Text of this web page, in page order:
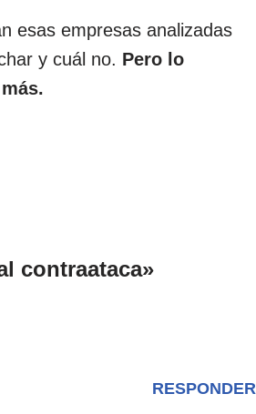
esas empresas analizadas
y cuál no. Pero lo
contraataca»
RESPONDER